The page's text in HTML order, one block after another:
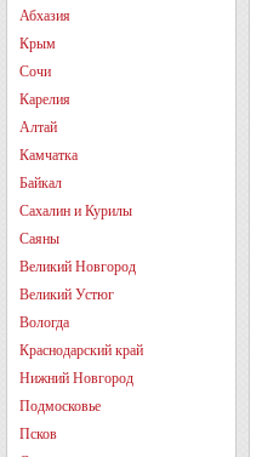
Абхазия
Крым
Сочи
Карелия
Алтай
Камчатка
Байкал
Сахалин и Курилы
Саяны
Великий Новгород
Великий Устюг
Вологда
Краснодарский край
Нижний Новгород
Подмосковье
Псков